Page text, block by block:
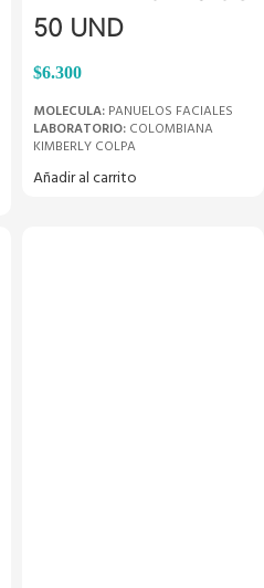
50 UND
$6.300
MOLECULA: PANUELOS FACIALES
LABORATORIO: COLOMBIANA
KIMBERLY COLPA
Añadir al carrito